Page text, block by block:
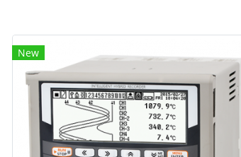
New